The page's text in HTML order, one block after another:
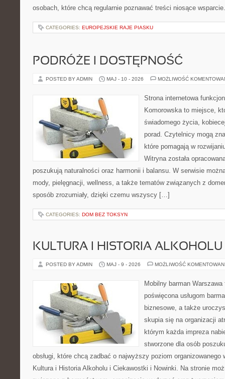
osobach, które chcą regularnie poznawać treści niosące
CATEGORIES: EUROPEJSKIE RAJE PIASKU
PODRÓŻE I DOSTĘPNOŚĆ
POSTED BY ADMIN MAJ - 10 - 2026 MOŻLIWOŚĆ
Strona internetowa
Komorowska to miejsce,
świadomego życia,
porad. Czytelnicy mogą
które pomagają w
Witryna została
poszukują naturalności oraz harmonii i balansu. W serwisie
mody, pielęgnacji, wellness, a także tematów związanych z
sposób zrozumiały, dzięki czemu wszyscy […]
CATEGORIES: DOM BEZ TOKSYN
KULTURA I HISTORIA ALKOHOLU
POSTED BY ADMIN MAJ - 9 - 2026 MOŻLIWOŚĆ
Mobilny barman
poświęcona usługom
biznesowe, a także
skupia się na organizacji
którym każda impreza
stworzone dla osób
obsługi, które chcą zadbać o najwyższy poziom organizowanego
Kultura i Historia Alkoholu i Ciekawostki i Nowinki. Na stronie